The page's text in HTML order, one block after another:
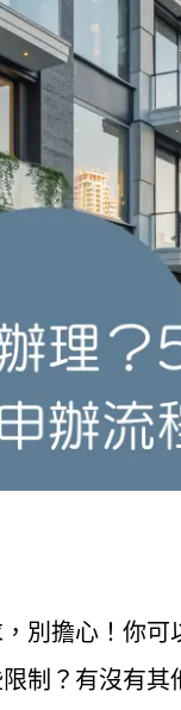
別擔心！你
制？有沒有